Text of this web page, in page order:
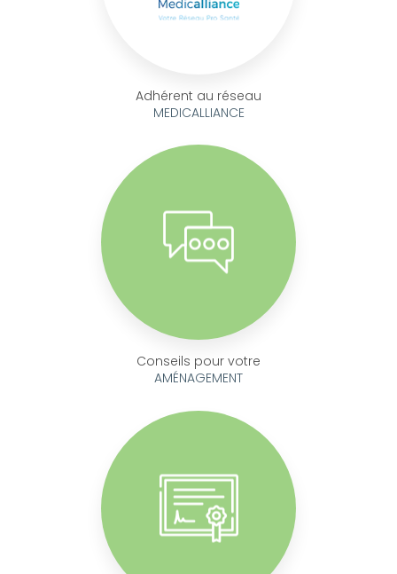
Adhérent au réseau
MEDICALLIANCE
Conseils pour votre
AMÉNAGEMENT